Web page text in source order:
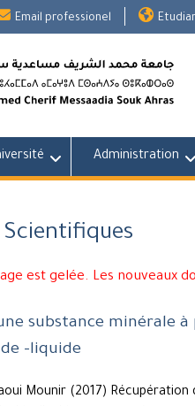
Email professionel
Administration
est gelée. Les nouveaux
substance minérale
-liquide
Mounir (2017)